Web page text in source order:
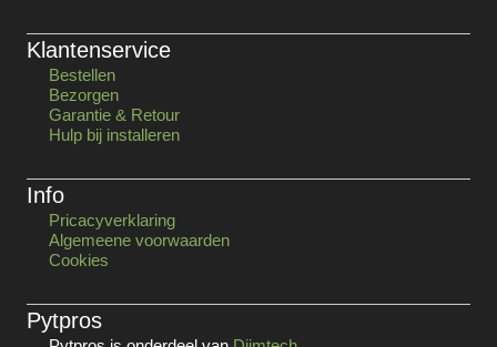
Klantenservice
Bestellen
Bezorgen
Garantie & Retour
Hulp bij installeren
Info
Pricacyverklaring
Algemeene voorwaarden
Cookies
Pytpros